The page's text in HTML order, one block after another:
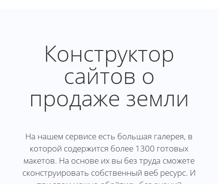
Конструктор
сайтов о
продаже земли
На нашем сервисе есть большая галерея, в
которой содержится более 1300 готовых
макетов. На основе их вы без труда сможете
сконструировать собственный веб ресурс. И